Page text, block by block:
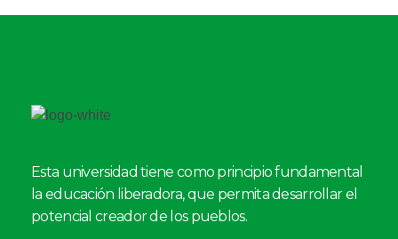
Esta universidad tiene como principio fundamental
la educación liberadora, que permita desarrollar el
potencial creador de los pueblos.